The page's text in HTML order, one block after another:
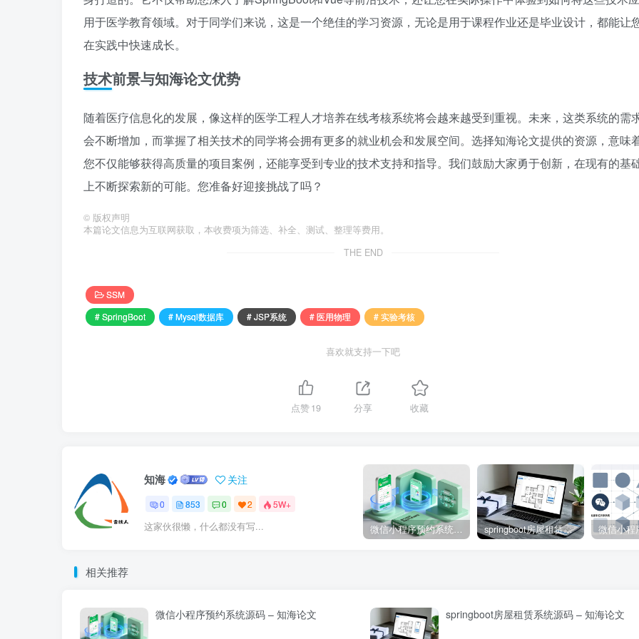
用于医学教育领域。对于同学们来说，这是一个绝佳的学习资源，无论是用于课程作业还是毕业设计，都能让
在实践中快速成长。
技术前景与知海论文优势
随着医疗信息化的发展，像这样的医学工程人才培养在线考核系统将会越来越受到重视。未来，这类系统的需
会不断增加，而掌握了相关技术的同学将会拥有更多的就业机会和发展空间。选择知海论文提供的资源，意味
您不仅能够获得高质量的项目案例，还能享受到专业的技术支持和指导。我们鼓励大家勇于创新，在现有的基
上不断探索新的可能。您准备好迎接挑战了吗？
© 版权声明
本篇论文信息为互联网获取，本收费项为筛选、补全、测试、整理等费用。
THE END
SSM
# SpringBoot
# Mysql数据库 # JSP系统 # 医用物理 # 实验考核
喜欢就支持一下吧
点赞19 分享 收藏
知海 关注
0 853 0 2 5W+
这家伙很懒，什么都没有写... 微信小程序预约系统源码 – 知海论文 springboot房屋租赁系统源码 – 知海论文
相关推荐
微信小程序预约系统源码 – 知海论文 springboot房屋租赁系统源码 – 知海论文